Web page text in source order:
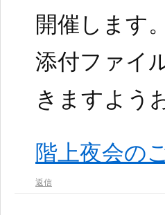
開催します。
添付ファイ
きますよう
階上夜会の
返信